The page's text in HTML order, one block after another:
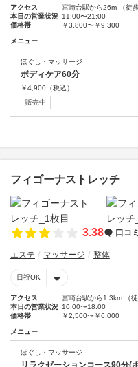
アクセス
宮崎台駅から26m （徒歩
本日の営業状況 11:00〜21:00
価格帯
￥3,800〜￥9,300
メニュー
ほぐし・マッサージ
ボディケア60分
￥4,900 （税込）
販売中
フィゴーナストレッチ
3.38 口コミ
エステ マッサージ 整体
日祝OK
アクセス
宮崎台駅から1.3km （徒
本日の営業状況 10:00〜18:00
価格帯
￥2,500〜￥6,000
メニュー
ほぐし・マッサージ
リラクゼーションコース90分(